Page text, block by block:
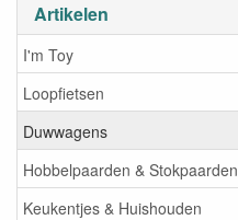
Artikelen
I'm Toy
Loopfietsen
Duwwagens
Hobbelpaarden & Stokpaarden
Keukentjes & Huishouden